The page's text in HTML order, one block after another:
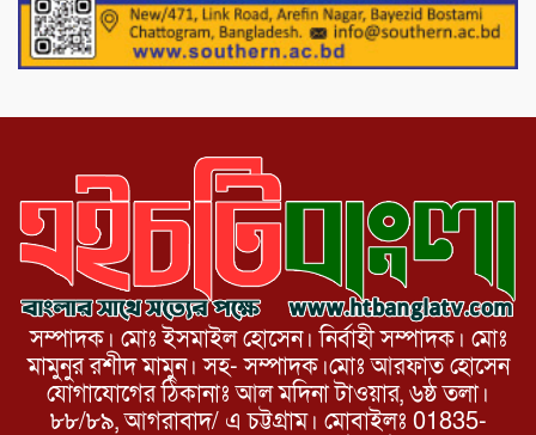
১১ দলীয় ঐক্য পোরশা উপজেলা শাখার
সম্পাদক। মোঃ ইসমাইল হোসেন। নির্বাহী সম্পাদক। মোঃ
মামুনুর রশীদ মামুন। সহ- সম্পাদক।মোঃ আরফাত হোসেন
যোগাযোগের ঠিকানাঃ আল মদিনা টাওয়ার, ৬ষ্ঠ তলা।
৮৮/৮৯, আগরাবাদ/ এ চট্টগ্রাম। মোবাইলঃ 01835-